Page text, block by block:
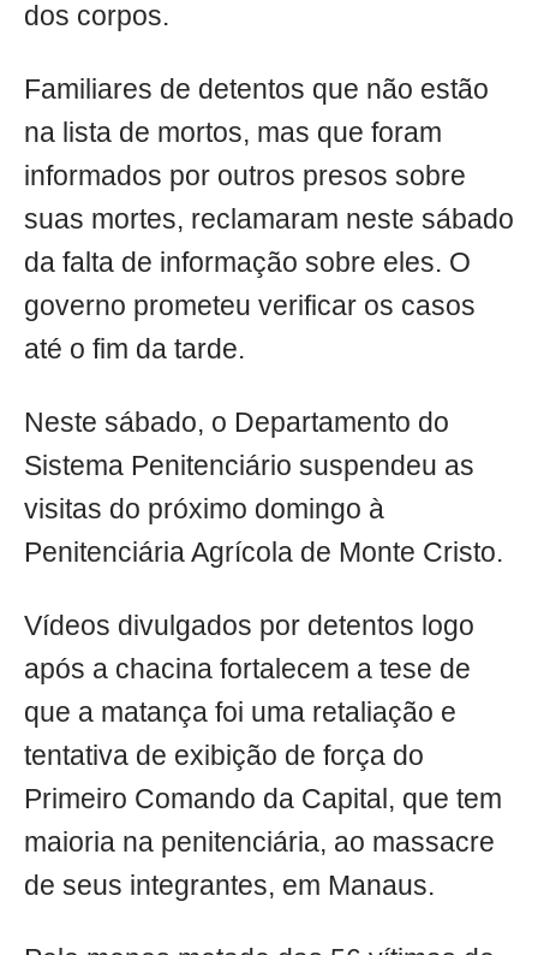
dos corpos.
Familiares de detentos que não estão
na lista de mortos, mas que foram
informados por outros presos sobre
suas mortes, reclamaram neste sábado
da falta de informação sobre eles. O
governo prometeu verificar os casos
até o fim da tarde.
Neste sábado, o Departamento do
Sistema Penitenciário suspendeu as
visitas do próximo domingo à
Penitenciária Agrícola de Monte Cristo.
Vídeos divulgados por detentos logo
após a chacina fortalecem a tese de
que a matança foi uma retaliação e
tentativa de exibição de força do
Primeiro Comando da Capital, que tem
maioria na penitenciária, ao massacre
de seus integrantes, em Manaus.